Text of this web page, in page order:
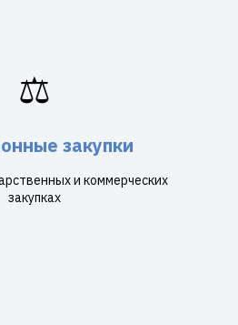
⚖️
закупки
и коммерческих
закупках